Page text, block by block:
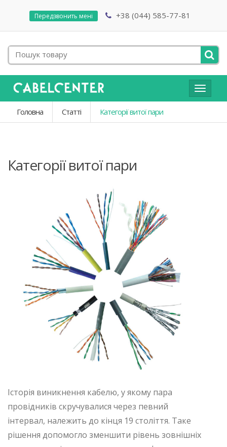
Передзвонить мені +38 (044) 585-77-81
Toggle
Головна
Статті Категорії витої пари
Категорії витої пари
Історія виникнення кабелю, у якому пара
провідників скручувалися через певний
інтервал, належить до кінця 19 століття. Таке
рішення допомогло зменшити рівень зовнішніх